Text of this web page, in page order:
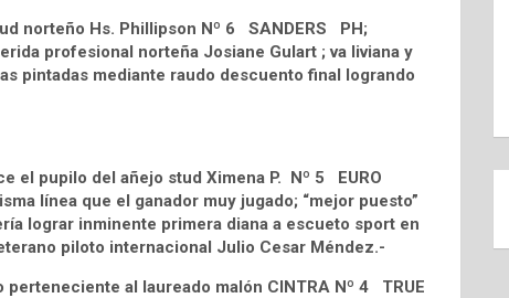
norteño Hs. Phillipson Nº 6 SANDERS PH;
profesional norteña Josiane Gulart ; va liviana y
pintadas mediante raudo descuento final logrando
el pupilo del añejo stud Ximena P. Nº 5 EURO
línea que el ganador muy jugado; “mejor puesto”
lograr inminente primera diana a escueto sport en
piloto internacional Julio Cesar Méndez.-
al laureado malón CINTRA Nº 4 TRUE